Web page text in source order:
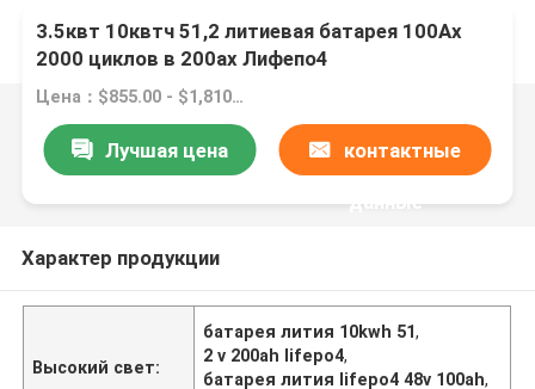
3.5квт 10квтч 51,2 литиевая батарея 100Ах
2000 циклов в 200ах Лифепо4
Цена：$855.00 - $1,810.76/pieces
Лучшая цена контактные
данные
Характер продукции
Высокий свет:
батарея лития 10kwh 51,
2 v 200ah lifepo4,
батарея лития lifepo4 48v 100ah,